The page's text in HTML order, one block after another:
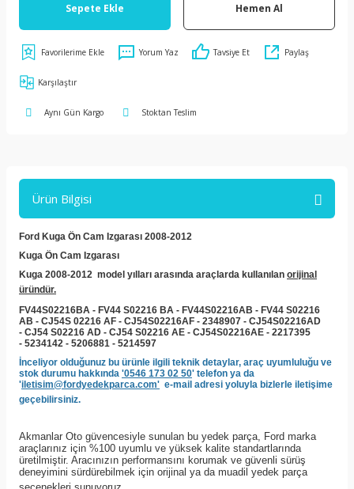
Sepete Ekle Hemen Al
Yorum Yaz Tavsiye Et Paylaş
Karşılaştır
Aynı Gün Kargo Stoktan Teslim
Ürün Bilgisi
Ford Kuga Ön Cam Izgarası 2008-2012
Kuga Ön Cam Izgarası
Kuga 2008-2012 model yılları arasında araçlarda kullanılan orijinal
üründür.
FV44S02216BA - FV44 S02216 BA - FV44S02216AB - FV44 S02216
AB - CJ54S 02216 AF - CJ54S02216AF - 2348907 - CJ54S02216AD
- CJ54 S02216 AD - CJ54 S02216 AE - CJ54S02216AE - 2217395
- 5234142 - 5206881 - 5214597
İnceliyor olduğunuz bu ürünle ilgili teknik detaylar, araç uyumluluğu ve
stok durumu hakkında '0546 173 02 50' telefon ya da
'iletisim@fordyedekparca.com' e-mail adresi yoluyla bizlerle iletişime
geçebilirsiniz.
Akmanlar Oto güvencesiyle sunulan bu yedek parça, Ford marka
araçlarınız için %100 uyumlu ve yüksek kalite standartlarında
üretilmiştir. Aracınızın performansını korumak ve güvenli sürüş
deneyimini sürdürebilmek için orijinal ya da muadil yedek parça